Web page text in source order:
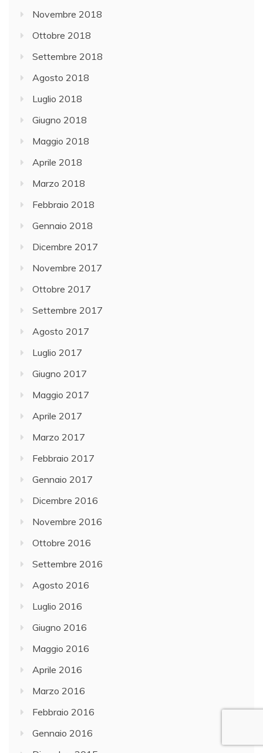
Novembre 2018
Ottobre 2018
Settembre 2018
Agosto 2018
Luglio 2018
Giugno 2018
Maggio 2018
Aprile 2018
Marzo 2018
Febbraio 2018
Gennaio 2018
Dicembre 2017
Novembre 2017
Ottobre 2017
Settembre 2017
Agosto 2017
Luglio 2017
Giugno 2017
Maggio 2017
Aprile 2017
Marzo 2017
Febbraio 2017
Gennaio 2017
Dicembre 2016
Novembre 2016
Ottobre 2016
Settembre 2016
Agosto 2016
Luglio 2016
Giugno 2016
Maggio 2016
Aprile 2016
Marzo 2016
Febbraio 2016
Gennaio 2016